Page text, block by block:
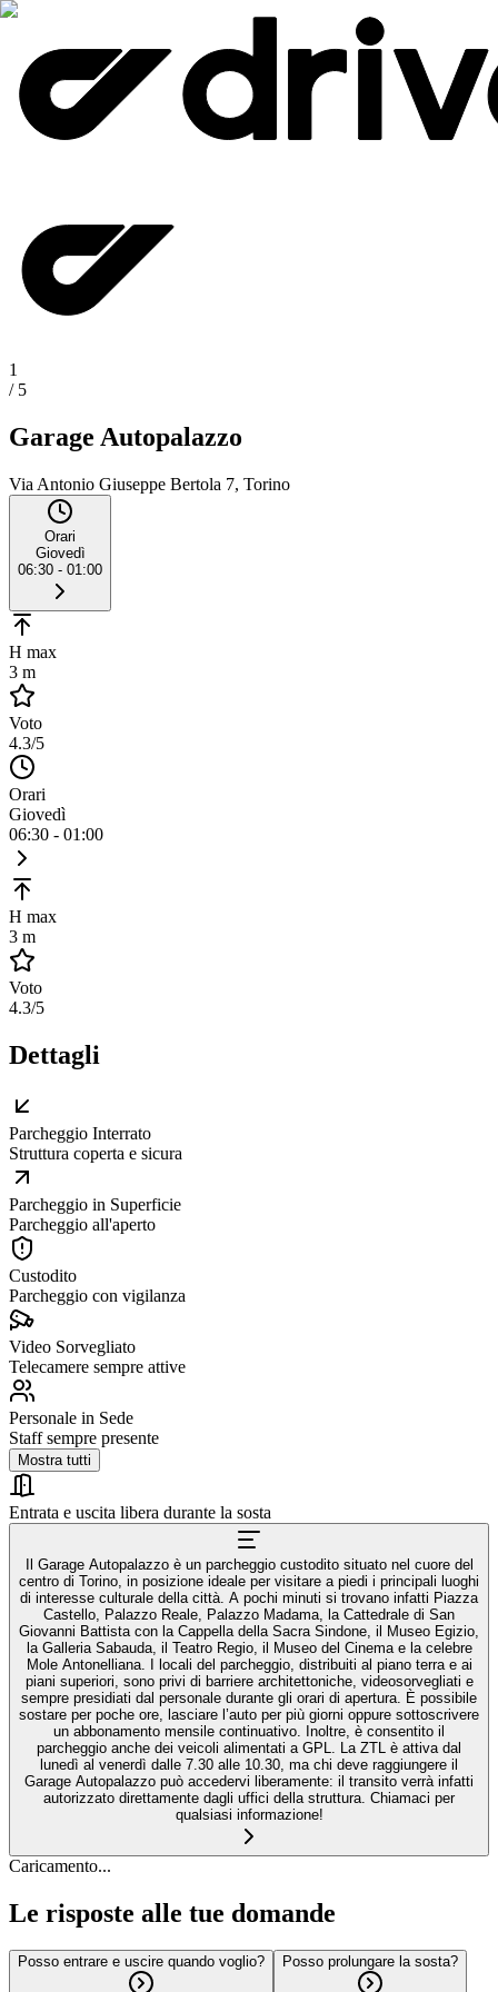
1
/ 5
Garage Autopalazzo
Via Antonio Giuseppe Bertola 7, Torino
Orari
Giovedì
06:30 - 01:00
H max
3 m
Voto
4.3/5
Orari
Giovedì
06:30 - 01:00
H max
3 m
Voto
4.3/5
Dettagli
Parcheggio Interrato
Struttura coperta e sicura
Parcheggio in Superficie
Parcheggio all'aperto
Custodito
Parcheggio con vigilanza
Video Sorvegliato
Telecamere sempre attive
Personale in Sede
Staff sempre presente
Mostra tutti
Entrata e uscita libera durante la sosta
Il Garage Autopalazzo è un parcheggio custodito situato nel cuore del
centro di Torino, in posizione ideale per visitare a piedi i principali luoghi
di interesse culturale della città. A pochi minuti si trovano infatti Piazza
Castello, Palazzo Reale, Palazzo Madama, la Cattedrale di San
Giovanni Battista con la Cappella della Sacra Sindone, il Museo Egizio,
la Galleria Sabauda, il Teatro Regio, il Museo del Cinema e la celebre
Mole Antonelliana. I locali del parcheggio, distribuiti al piano terra e ai
piani superiori, sono privi di barriere architettoniche, videosorvegliati e
sempre presidiati dal personale durante gli orari di apertura. È possibile
sostare per poche ore, lasciare l’auto per più giorni oppure sottoscrivere
un abbonamento mensile continuativo. Inoltre, è consentito il
parcheggio anche dei veicoli alimentati a GPL. La ZTL è attiva dal
lunedì al venerdì dalle 7.30 alle 10.30, ma chi deve raggiungere il
Garage Autopalazzo può accedervi liberamente: il transito verrà infatti
autorizzato direttamente dagli uffici della struttura. Chiamaci per
qualsiasi informazione!
Caricamento...
Le risposte alle tue domande
Posso entrare e uscire quando voglio? Posso prolungare la sosta?